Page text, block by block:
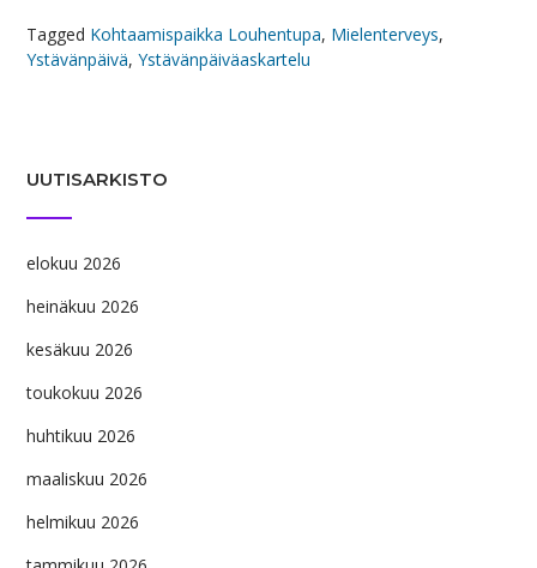
Tagged Kohtaamispaikka Louhentupa, Mielenterveys,
Ystävänpäivä, Ystävänpäiväaskartelu
UUTISARKISTO
elokuu 2026
heinäkuu 2026
kesäkuu 2026
toukokuu 2026
huhtikuu 2026
maaliskuu 2026
helmikuu 2026